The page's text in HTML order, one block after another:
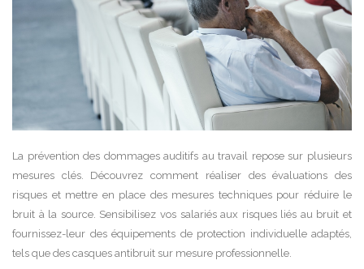
La prévention des dommages auditifs au travail repose sur plusieurs
mesures clés. Découvrez comment réaliser des évaluations des
risques et mettre en place des mesures techniques pour réduire le
bruit à la source. Sensibilisez vos salariés aux risques liés au bruit et
fournissez-leur des équipements de protection individuelle adaptés,
tels que des casques antibruit sur mesure professionnelle.